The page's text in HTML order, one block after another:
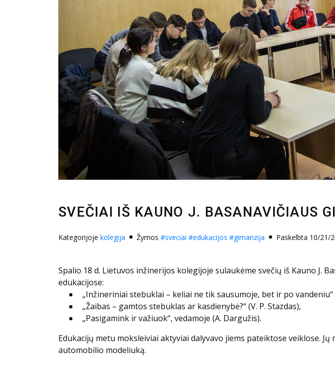
SVEČIAI IŠ KAUNO J. BASANAVIČIAUS
Kategorijoje kolegija Žymos #sveciai #edukacijos #gimanzija Paskelbta 10/21/
Spalio 18 d. Lietuvos inžinerijos kolegijoje sulaukėme svečių iš Kauno J.
edukacijose:
„Inžineriniai stebuklai – keliai ne tik sausumoje, bet ir po vandeniu“
„Žaibas – gamtos stebuklas ar kasdienybė?“ (V. P. Stazdas),
„Pasigamink ir važiuok“, vedamoje (A. Dargužis).
Edukacijų metu moksleiviai aktyviai dalyvavo jiems pateiktose veiklose.
automobilio modeliuką.